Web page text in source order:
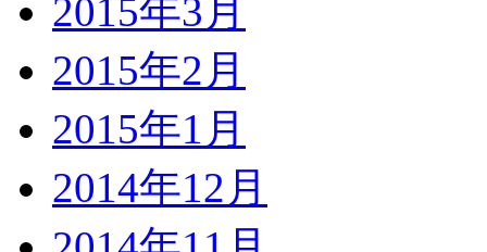
2015年3月
2015年2月
2015年1月
2014年12月